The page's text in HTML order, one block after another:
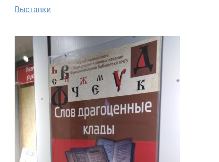
Выставки